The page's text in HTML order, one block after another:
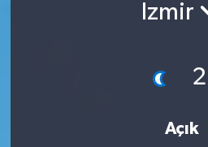
İzmir
Açık